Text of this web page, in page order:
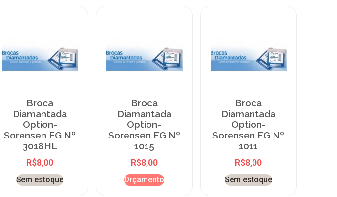
Broca
Diamantada
Option-
Sorensen FG Nº
3018HL
R$8,00
Sem estoque
Broca
Diamantada
Option-
Sorensen FG Nº
1015
R$8,00
Orçamento
Broca
Diamantada
Option-
Sorensen FG Nº
1011
R$8,00
Sem estoque